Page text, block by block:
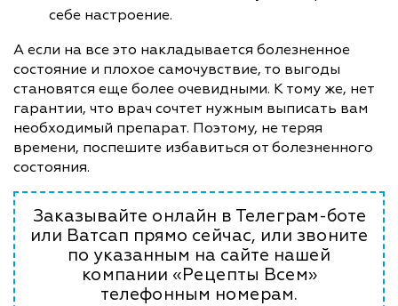
себе настроение.
А если на все это накладывается болезненное
состояние и плохое самочувствие, то выгоды
становятся еще более очевидными. К тому же, нет
гарантии, что врач сочтет нужным выписать вам
необходимый препарат. Поэтому, не теряя
времени, поспешите избавиться от болезненного
состояния.
Заказывайте онлайн в Телеграм-боте
или Ватсап прямо сейчас, или звоните
по указанным на сайте нашей
компании «Рецепты Всем»
телефонным номерам.